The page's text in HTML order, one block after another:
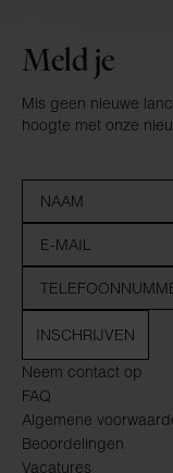
Neem contact op
FAQ
Algemene
Beoordelingen
Vacatures
Meld je
Mis geen nieuwe
hoogte met onze
INSCHRIJVEN